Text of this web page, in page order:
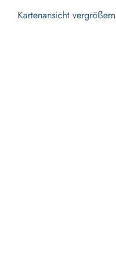
Kartenansicht vergrößern